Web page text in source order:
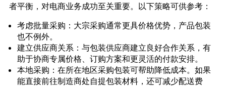
者平衡，对电商业务成功至关重要。以下策略可供参考：
考虑批量采购：大宗采购通常更具价格优势，产品包装
也不例外。
建立供应商关系：与包装供应商建立良好合作关系，有
助于协商专属价格、订购方案和更灵活的付款安排。
本地采购：在所在地区采购包装可帮助降低成本。如果
能直接前往制造商处自提包装材料，还可减少配送费